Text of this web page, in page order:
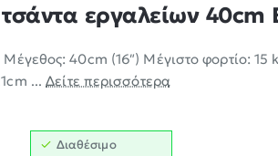
εργαλείων 40cm
40cm (16″) Μέγιστο φορτίο: 15
...Δείτε περισσότερα
Διαθέσιμο